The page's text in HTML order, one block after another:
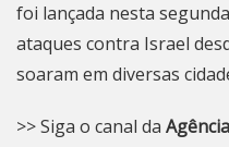
foi lançada nesta
ataques contra Israel
soaram em diversas
>> Siga o canal da